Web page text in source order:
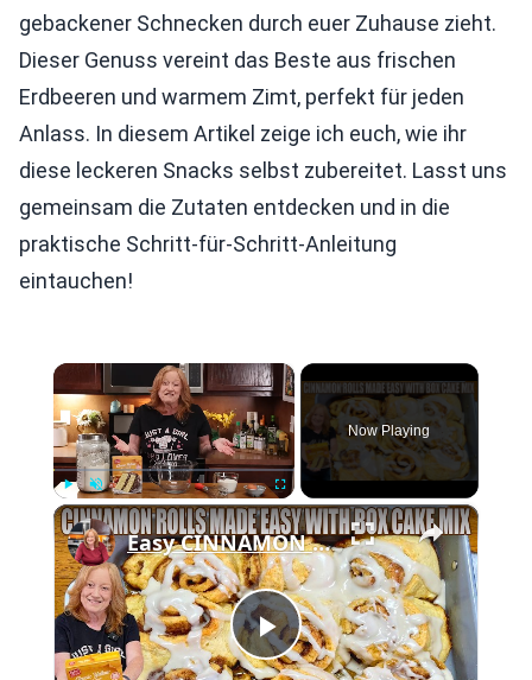
gebackener Schnecken durch euer Zuhause zieht.
Dieser Genuss vereint das Beste aus frischen
Erdbeeren und warmem Zimt, perfekt für jeden
Anlass. In diesem Artikel zeige ich euch, wie ihr
diese leckeren Snacks selbst zubereitet. Lasst uns
gemeinsam die Zutaten entdecken und in die
praktische Schritt-für-Schritt-Anleitung
eintauchen!
×
Play Unmute Fullscreen
Now Playing
×
Play
Easy CINNAMON ROLLS MADE WITH Box Cake Mix